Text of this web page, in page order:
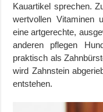
Kauartikel sprechen.
wertvollen Vitaminen
eine artgerechte,
anderen pflegen
praktisch als
wird Zahnstein
entstehen.